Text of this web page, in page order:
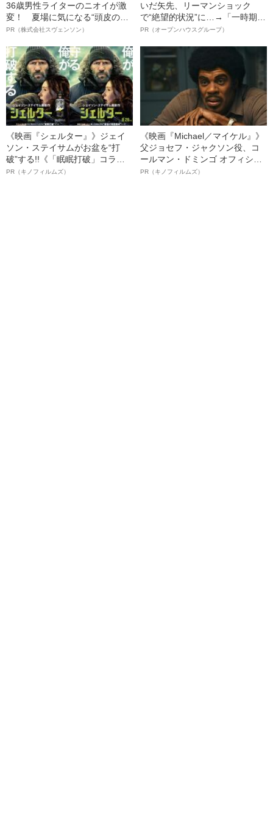
36歳男性ライターのニオイが激
変！ 夏場に気になる“頭皮のニ
オイ”や“ベタつき”を解消す
ト”が生み出した徹底ケアとは
PR（株式会社スヴェンソン）
いだ矢先、リーマンショック
で“絶望的状況”に…→「一時期は
納品3年待ち」のヒット商品を生
明かす、“逆転の戦術”
PR（オープンハウスグループ）
《映画『シェルター』》ジェイ
ソン・ステイサムがお盆を“打
破”する!!《「眠眠打破」コラ
ボ》
PR（キノフィルムズ）
《映画『Michael／マイケル』》
父ジョセフ・ジャクソン役、コ
ールマン・ドミンゴ オフィシャ
ルインタビュー“観客を魅了した
PR（キノフィルムズ）